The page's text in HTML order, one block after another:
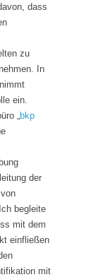
dass
zu
In
ein.
„bkp
der
begleite
mit dem
einfließen
mit